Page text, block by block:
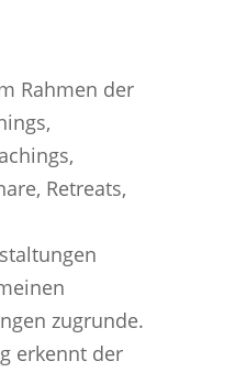
Rahmen der
Retreats,
zugrunde.
erkennt der